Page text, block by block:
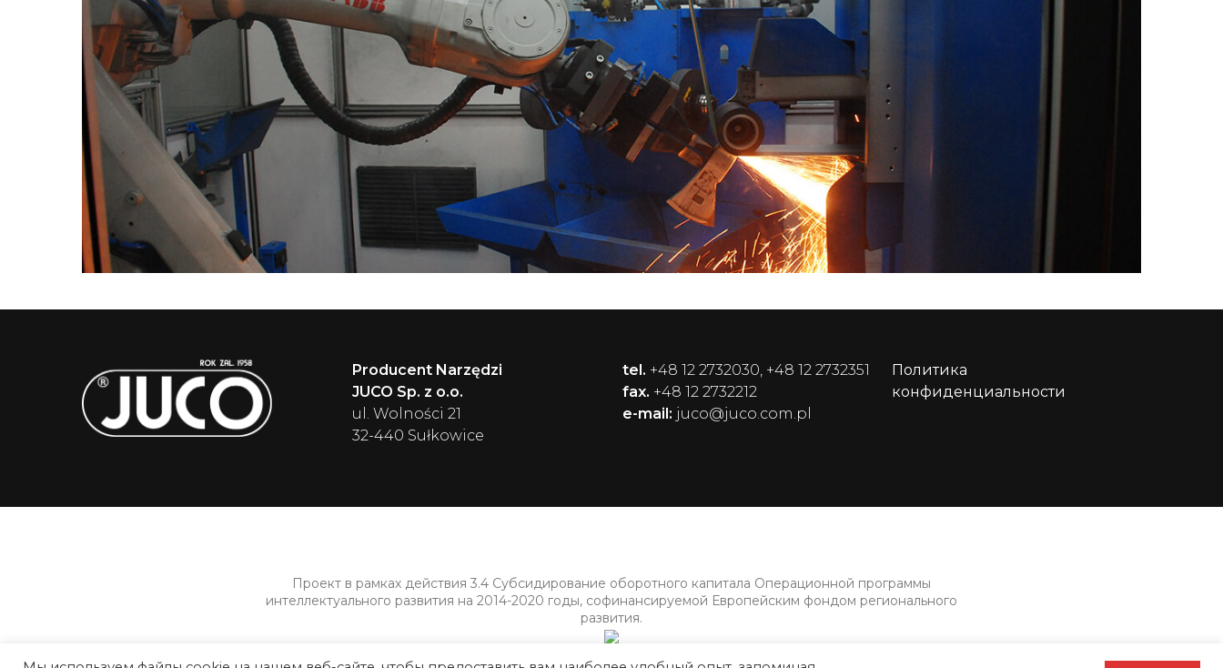
Producent Narzędzi
JUCO Sp. z o.o.
ul. Wolności 21
32-440 Sułkowice
tel. +48 12 2732030, +48 12 2732351
fax. +48 12 2732212
e-mail: juco@juco.com.pl
Политика
конфиденциальности
Проект в рамках действия 3.4 Субсидирование оборотного капитала Операционной программы
интеллектуального развития на 2014-2020 годы, софинансируемой Европейским фондом регионального
развития.